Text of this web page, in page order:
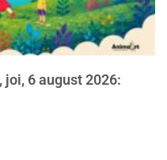
6 august 2026: